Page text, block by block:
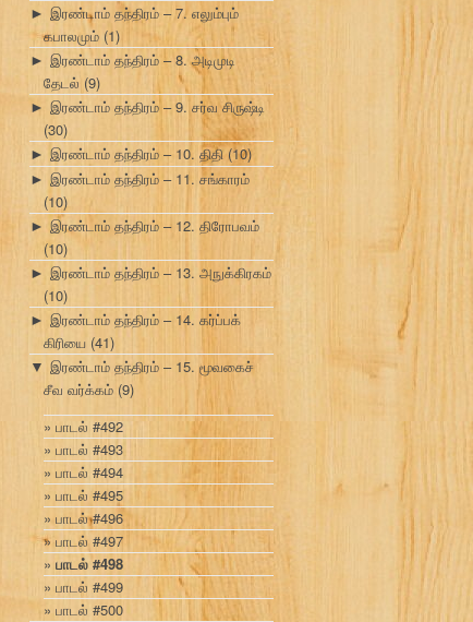
► இரண்டாம் தந்திரம் – 7. எலும்பும்
கபாலமும் (1)
► இரண்டாம் தந்திரம் – 8. அடிமுடி
தேடல் (9)
► இரண்டாம் தந்திரம் – 9. சர்வ சிருஷ்டி
(30)
► இரண்டாம் தந்திரம் – 10. திதி(10)
► இரண்டாம் தந்திரம் – 11. சங்காரம்
(10)
► இரண்டாம் தந்திரம் – 12. திரோபவம்
(10)
► இரண்டாம் தந்திரம் – 13. அநுக்கிரகம்
(10)
► இரண்டாம் தந்திரம் – 14. கர்ப்பக்
கிரியை (41)
▼ இரண்டாம் தந்திரம் – 15. மூவகைச்
சீவ வர்க்கம் (9)
பாடல் #492
பாடல் #493
பாடல் #494
பாடல் #495
பாடல் #496
பாடல் #497
பாடல் #498
பாடல் #499
பாடல் #500